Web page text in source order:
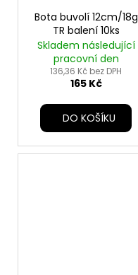
Bota buvolí 12cm/18g
TR balení 10ks
Skladem následující
pracovní den
136,36 Kč bez DPH
165 Kč
DO KOŠÍKU